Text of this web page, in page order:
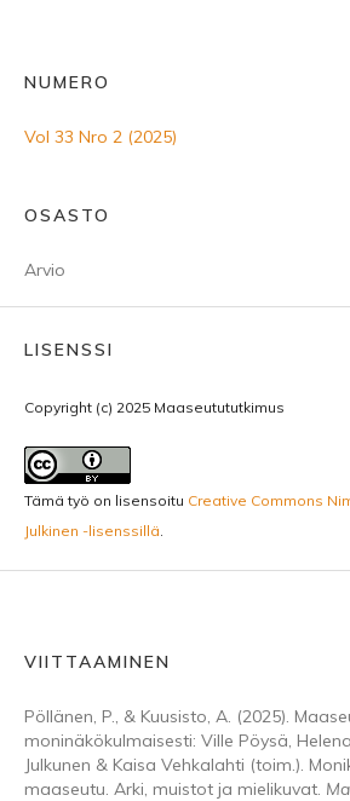
NUMERO
Vol 33 Nro 2 (2025)
OSASTO
Arvio
LISENSSI
Copyright (c) 2025 Maaseutututkimus
Tämä työ on lisensoitu Creative Commons
Julkinen -lisenssillä.
VIITTAAMINEN
Pöllänen, P., & Kuusisto, A. (2025).
moninäkökulmaisesti: Ville Pöysä,
Julkunen & Kaisa Vehkalahti (toim.).
maaseutu. Arki, muistot ja mielikuvat.